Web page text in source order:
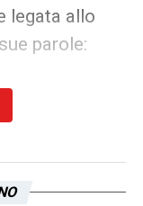
legata allo
parole:
è arrivato
Se la